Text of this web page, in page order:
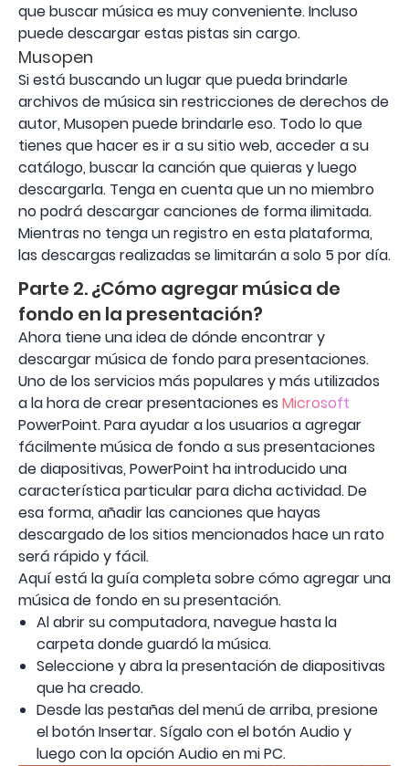
que buscar música es muy conveniente. Incluso
puede descargar estas pistas sin cargo.
Musopen
Si está buscando un lugar que pueda brindarle
archivos de música sin restricciones de derechos de
autor, Musopen puede brindarle eso. Todo lo que
tienes que hacer es ir a su sitio web, acceder a su
catálogo, buscar la canción que quieras y luego
descargarla. Tenga en cuenta que un no miembro
no podrá descargar canciones de forma ilimitada.
Mientras no tenga un registro en esta plataforma,
las descargas realizadas se limitarán a solo 5 por día.
Parte 2. ¿Cómo agregar música de
fondo en la presentación?
Ahora tiene una idea de dónde encontrar y
descargar música de fondo para presentaciones.
Uno de los servicios más populares y más utilizados
a la hora de crear presentaciones es Microsoft
PowerPoint. Para ayudar a los usuarios a agregar
fácilmente música de fondo a sus presentaciones
de diapositivas, PowerPoint ha introducido una
característica particular para dicha actividad. De
esa forma, añadir las canciones que hayas
descargado de los sitios mencionados hace un rato
será rápido y fácil.
Aquí está la guía completa sobre cómo agregar una
música de fondo en su presentación.
Al abrir su computadora, navegue hasta la
carpeta donde guardó la música.
Seleccione y abra la presentación de diapositivas
que ha creado.
Desde las pestañas del menú de arriba, presione
el botón Insertar. Sígalo con el botón Audio y
luego con la opción Audio en mi PC.